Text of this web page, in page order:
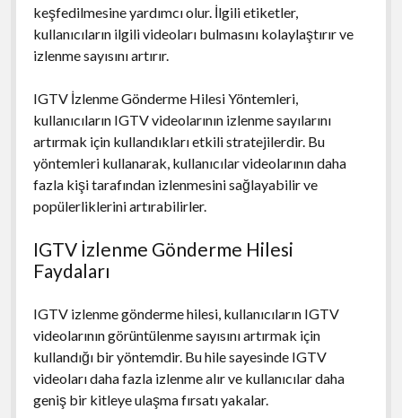
keşfedilmesine yardımcı olur. İlgili etiketler,
kullanıcıların ilgili videoları bulmasını kolaylaştırır ve
izlenme sayısını artırır.
IGTV İzlenme Gönderme Hilesi Yöntemleri,
kullanıcıların IGTV videolarının izlenme sayılarını
artırmak için kullandıkları etkili stratejilerdir. Bu
yöntemleri kullanarak, kullanıcılar videolarının daha
fazla kişi tarafından izlenmesini sağlayabilir ve
popülerliklerini artırabilirler.
IGTV İzlenme Gönderme Hilesi
Faydaları
IGTV izlenme gönderme hilesi, kullanıcıların IGTV
videolarının görüntülenme sayısını artırmak için
kullandığı bir yöntemdir. Bu hile sayesinde IGTV
videoları daha fazla izlenme alır ve kullanıcılar daha
geniş bir kitleye ulaşma fırsatı yakalar.